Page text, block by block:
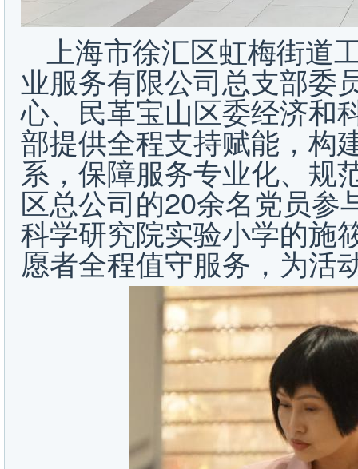
上海市徐汇区虹梅街道
业服务有限公司总支部委
心、民革宝山区委经济和
部提供全程支持赋能，构
系，保障服务专业化、规
区总公司的20余名党员参
科学研究院实验小学的施
愿者全程值守服务，为活